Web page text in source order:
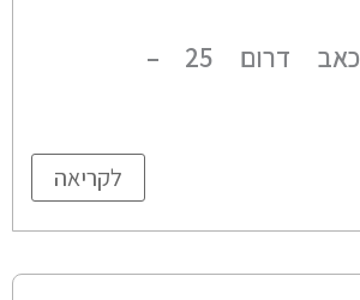
כנס שיכוך כאב דרום 25 –
לקריאה